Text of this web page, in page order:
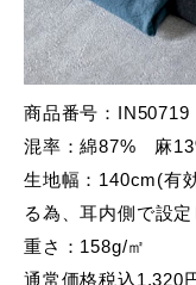
商品番号：IN50719
混率：綿87% 麻
生地幅：140cm(有
る為、耳内側で設定
重さ：158g/㎡
通常価格税込1,320